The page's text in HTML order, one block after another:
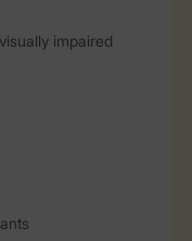
impaired